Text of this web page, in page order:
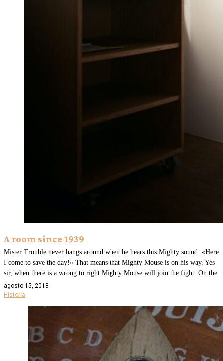
A room since 1939
Mister Trouble never hangs around when he hears this Mighty sound: «Here
I come to save the day!» That means that Mighty Mouse is on his way. Yes
sir, when there is a wrong to right Mighty Mouse will join the fight. On the
agosto 15, 2018
Historia